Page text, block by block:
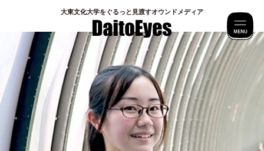
⼤東⽂化⼤学をぐるっと⾒渡すオウンドメディア